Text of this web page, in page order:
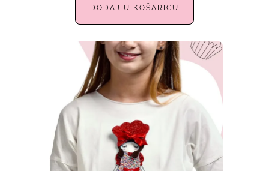
DODAJ U KOŠARICU